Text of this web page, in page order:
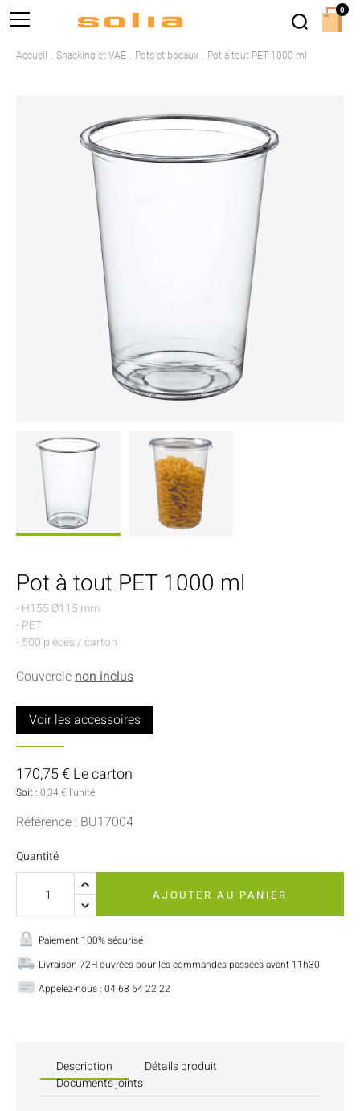
Accueil Snacking et VAE Pots et bocaux Pot à tout PET 1000 ml
Pot à tout PET 1000 ml
- H155 Ø115 mm
- PET
- 500 pièces / carton
Couverclenon inclus
Voir les accessoires
170,75 € Le carton
Soit : 0,34 € l'unité
Référence : BU17004
Quantité
AJOUTER AU PANIER
Paiement 100% sécurisé
Livraison 72H ouvrées pour les commandes passées avant 11h30
Appelez-nous : 04 68 64 22 22
Description
Détails produit
Documents joints
0